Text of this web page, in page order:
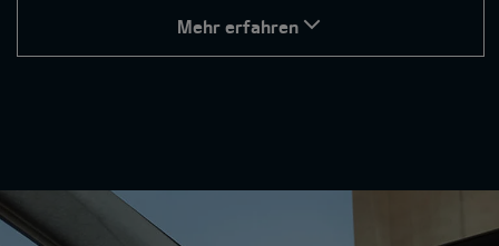
Mehr erfahren